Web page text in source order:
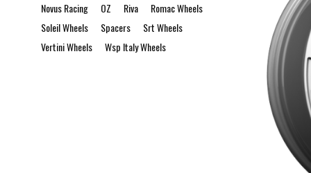
Novus Racing
OZ Riva
Romac Wheels
Soleil Wheels
Spacers
Srt Wheels
Vertini Wheels
Wsp Italy Wheels